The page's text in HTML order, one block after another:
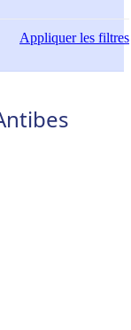
Appliquerles filtres